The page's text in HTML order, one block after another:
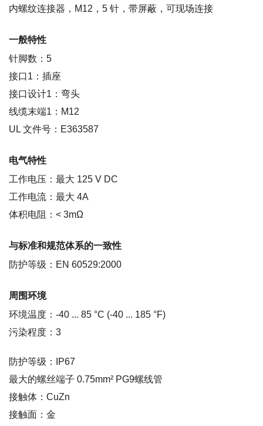
内螺纹连接器，M12，5 针，带屏蔽，可现场连接
一般特性
针脚数：5
接口1：插座
接口设计1：弯头
线缆末端1：M12
UL 文件号：E363587
电气特性
工作电压：最大 125 V DC
工作电流：最大 4A
体积电阻：< 3mΩ
与标准和规范体系的一致性
防护等级：EN 60529:2000
周围环境
环境温度：-40 ... 85 °C (-40 ... 185 °F)
污染程度：3
防护等级：IP67
最大的螺丝端子 0.75mm² PG9螺线管
接触体：CuZn
接触面：金